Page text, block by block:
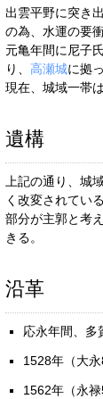
出雲平野に突き
の為、水運の要衝
元亀年間に尼子
り、 高瀬城に拠
現在、城域一帯
遺構
上記の通り、城
く改変されてい
部分が主郭と考
きる。
沿革
応永年間、多
1528年（大永
1562年（永